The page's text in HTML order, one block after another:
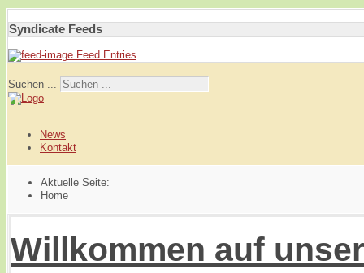
Syndicate Feeds
Feed Entries
Suchen ...
News
Kontakt
Aktuelle Seite:
Home
Willkommen auf